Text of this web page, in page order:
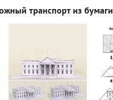
транспорт из бумаги